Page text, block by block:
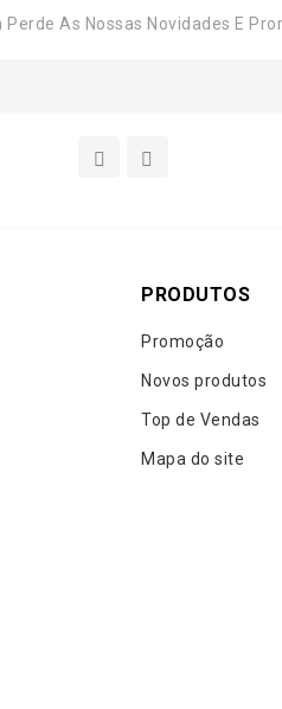
As Nossas Novidades E
PRODUTOS
Promoção
Novos produtos
Top de Vendas
Mapa do site